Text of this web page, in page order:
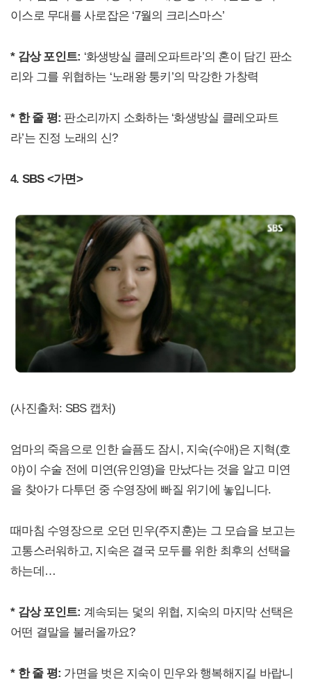
이스로 무대를 사로잡은 ‘7월의 크리스마스’
* 감상 포인트: ‘화생방실 클레오파트라’의 혼이 담긴 판소
리와 그를 위협하는 ‘노래왕 퉁키’의 막강한 가창력
* 한 줄 평: 판소리까지 소화하는 ‘화생방실 클레오파트
라’는 진정 노래의 신?
4. SBS <가면>
(사진출처: SBS 캡처)
엄마의 죽음으로 인한 슬픔도 잠시, 지숙(수애)은 지혁(호
야)이 수술 전에 미연(유인영)을 만났다는 것을 알고 미연
을 찾아가 다투던 중 수영장에 빠질 위기에 놓입니다.
때마침 수영장으로 오던 민우(주지훈)는 그 모습을 보고는
고통스러워하고, 지숙은 결국 모두를 위한 최후의 선택을
하는데…
* 감상 포인트: 계속되는 덫의 위협, 지숙의 마지막 선택은
어떤 결말을 불러올까요?
* 한 줄 평: 가면을 벗은 지숙이 민우와 행복해지길 바랍니